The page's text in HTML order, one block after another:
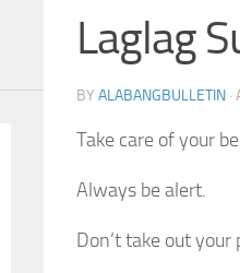
Laglag
BY ALABANGBULLETIN ·
Take care of your
Always be alert.
Don’t take out